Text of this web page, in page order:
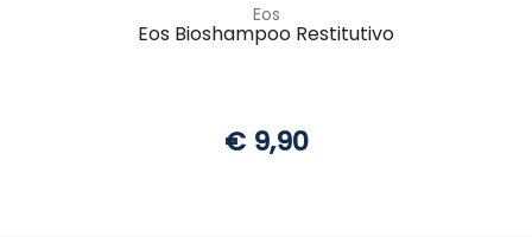
Eos
Eos Bioshampoo Restitutivo
€ 9,90